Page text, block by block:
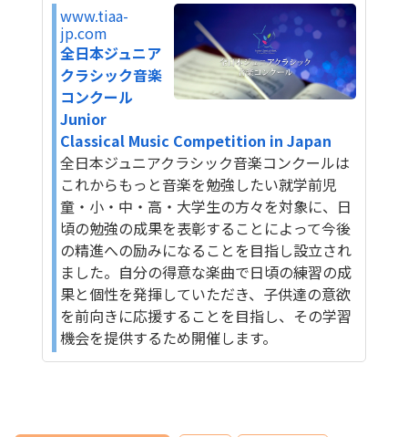
www.tiaa-
jp.com
全日本ジュニア
クラシック音楽
コンクール
Junior
Classical Music Competition in Japan
全日本ジュニアクラシック音楽コンクールは
これからもっと音楽を勉強したい就学前児
童・小・中・高・大学生の方々を対象に、日
頃の勉強の成果を表彰することによって今後
の精進への励みになることを目指し設立され
ました。自分の得意な楽曲で日頃の練習の成
果と個性を発揮していただき、子供達の意欲
を前向きに応援することを目指し、その学習
機会を提供するため開催します。